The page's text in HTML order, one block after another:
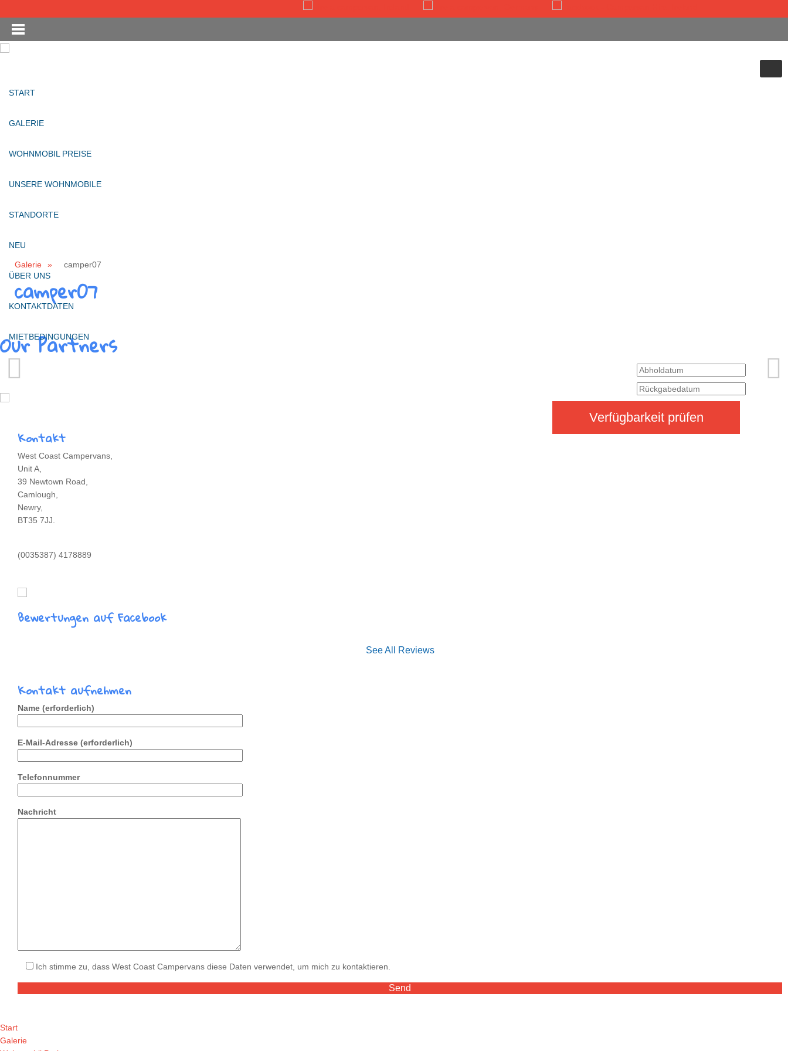
START
GALERIE
WOHNMOBIL PREISE
UNSERE WOHNMOBILE
STANDORTE
NEU
ÜBER UNS
KONTAKTDATEN
MIETBEDINGUNGEN
Verfügbarkeit prüfen
Galerie » camper07
camper07
Our Partners
Kontakt
West Coast Campervans,
Unit A,
39 Newtown Road,
Camlough,
Newry,
BT35 7JJ.
(0035387) 4178889
Bewertungen auf Facebook
See All Reviews
Kontakt aufnehmen
Name (erforderlich)
E-Mail-Adresse (erforderlich)
Telefonnummer
Nachricht
Ich stimme zu, dass West Coast Campervans diese Daten verwendet, um mich zu kontaktieren.
Start
Galerie